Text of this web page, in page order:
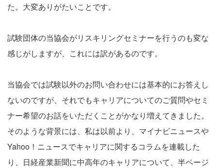
た。大変ありがたいことです。
試験団体の当協会がリスキリングセミナーを行うのも変な
感じがしますが、これには訳があるのです。
当協会では試験以外のお問い合わせには基本的にお答えし
ないのですが、それでもキャリアについてのご質問やセミ
ナー希望のお話をいただくことがかなり増えてきました。
そのような背景には、私は以前より、マイナビニュースや
Yahoo！ニュースでキャリアに関するコラムを連載した
り、日経産業新聞に中高年のキャリアについて、半ページ